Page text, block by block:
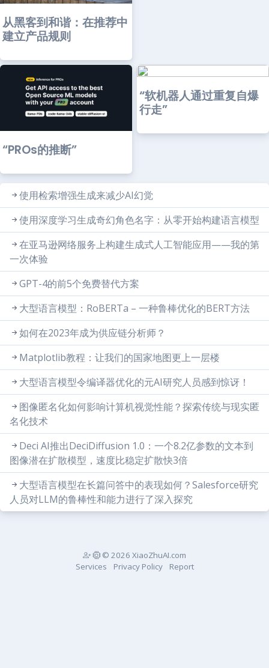
从黑客到和谐：在推荐中
建立产品规则
“PROs的推断”
“软机器人通过重复自爆
行走”
使用检索增强生成来减少AI幻觉
使用深度学习生成奇幻角色名字：从零开始构建语言模型
在亚马逊网络服务上构建生成式人工智能应用——我的第
一次体验
GPT-4的前5个免费替代方案
大型语言模型：RoBERTa – 一种鲁棒优化的BERT方法
如何在2023年成为供应链分析师？
Matplotlib教程：让我们的国家地图更上一层楼
大型语言模型令编译器优化的元AI研究人员感到惊讶！
图像匿名化如何影响计算机视觉性能？探索传统与现实匿
名化技术
Deci AI推出DeciDiffusion 1.0：一个8.2亿参数的文本到
图像潜在扩散模型，速度比稳定扩散快3倍
大型语言模型在长篇问答中的表现如何？Salesforce研究
人员对LLM的鲁棒性和能力进行了深入探究
© 2026 XiaoZhuAI.com
Services
Privacy Policy Report